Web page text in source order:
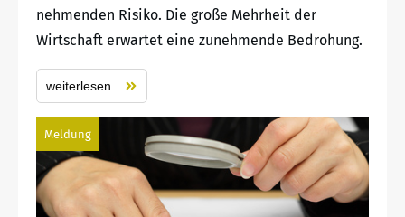
nehmenden Risiko. Die große Mehrheit der
Wirtschaft erwartet eine zunehmende Bedrohung.
weiterlesen
Meldung